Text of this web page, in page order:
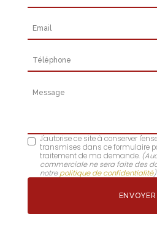
Email
Téléphone
Message
J'autorise ce site à conserver
transmises dans ce formulaire
traitement de ma demande.
commerciale ne sera faite des
notrepolitique de confidentialité)